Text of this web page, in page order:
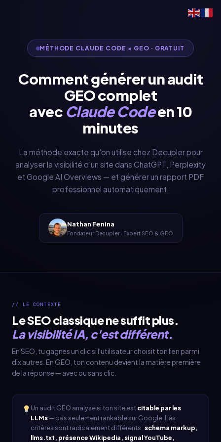
MÉTHODE CLAUDE CODE × GEO · GRATUIT
Comment générer un audit
GEO complet
avec Claude Codeen 10
minutes
La méthode exacte qu'on utilise chez Decupler pour
analyser la visibilité d'un site dans ChatGPT, Perplexity
et Google AI Overviews — et générer un rapport PDF
professionnel automatiquement.
Nathan Fenina
Fondateur Decupler · Expert SEO & GEO
// LE CONTEXTE
Le SEO classique ne suffit plus.
La visibilité IA, c'est différent.
En SEO, tu gagnes un clic si l'utilisateur choisit ton lien parmi
dix autres. En GEO, ton contenu devient la matière première
de la réponse — avec ou sans clic.
Un audit GEO analyse si ton site estcitable par les
LLMs— pas seulement rankable sur Google. Les
critères sont radicalement différents : schema markup,
llms.txt, présence Wikipedia, signal YouTube,